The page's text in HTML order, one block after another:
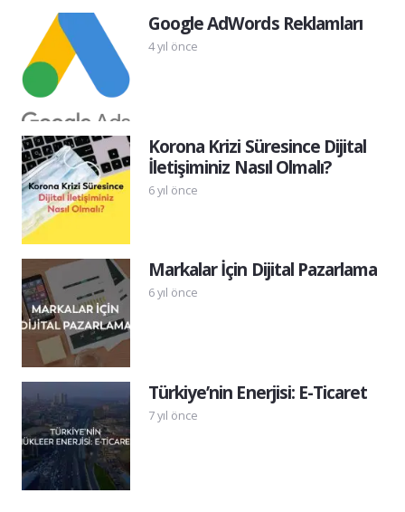
Google AdWords Reklamları
4 yıl önce
Korona Krizi Süresince Dijital
İletişiminiz Nasıl Olmalı?
6 yıl önce
Markalar İçin Dijital Pazarlama
6 yıl önce
Türkiye’nin Enerjisi: E-Ticaret
7 yıl önce